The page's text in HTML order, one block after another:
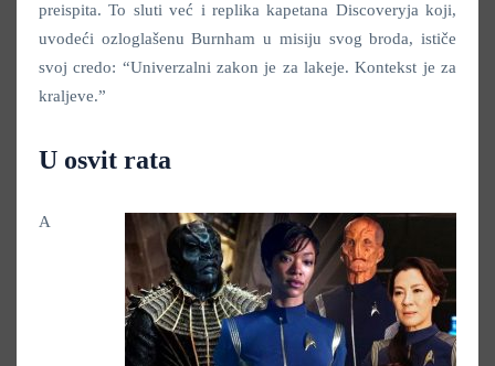
preispita. To sluti već i replika kapetana Discoveryja koji,
uvodeći ozloglašenu Burnham u misiju svog broda, ističe
svoj credo: “Univerzalni zakon je za lakeje. Kontekst je za
kraljeve.”
U osvit rata
A